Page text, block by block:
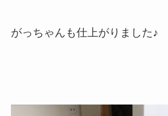
がっちゃんも仕上がりました♪